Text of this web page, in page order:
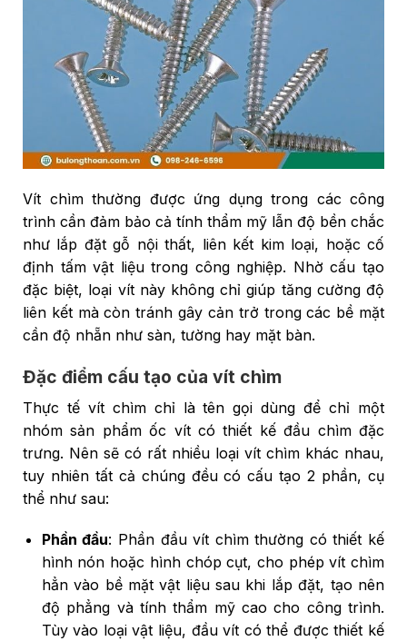
Vít chìm thường được ứng dụng trong các công
trình cần đảm bảo cả tính thẩm mỹ lẫn độ bền chắc
như lắp đặt gỗ nội thất, liên kết kim loại, hoặc cố
định tấm vật liệu trong công nghiệp. Nhờ cấu tạo
đặc biệt, loại vít này không chỉ giúp tăng cường độ
liên kết mà còn tránh gây cản trở trong các bề mặt
cần độ nhẵn như sàn, tường hay mặt bàn.
Đặc điểm cấu tạo của vít chìm
Thực tế vít chìm chỉ là tên gọi dùng để chỉ một
nhóm sản phẩm ốc vít có thiết kế đầu chìm đặc
trưng. Nên sẽ có rất nhiều loại vít chìm khác nhau,
tuy nhiên tất cả chúng đều có cấu tạo 2 phần, cụ
thể như sau:
Phần đầu: Phần đầu vít chìm thường có thiết kế
hình nón hoặc hình chóp cụt, cho phép vít chìm
hẳn vào bề mặt vật liệu sau khi lắp đặt, tạo nên
độ phẳng và tính thẩm mỹ cao cho công trình.
Tùy vào loại vật liệu, đầu vít có thể được thiết kế